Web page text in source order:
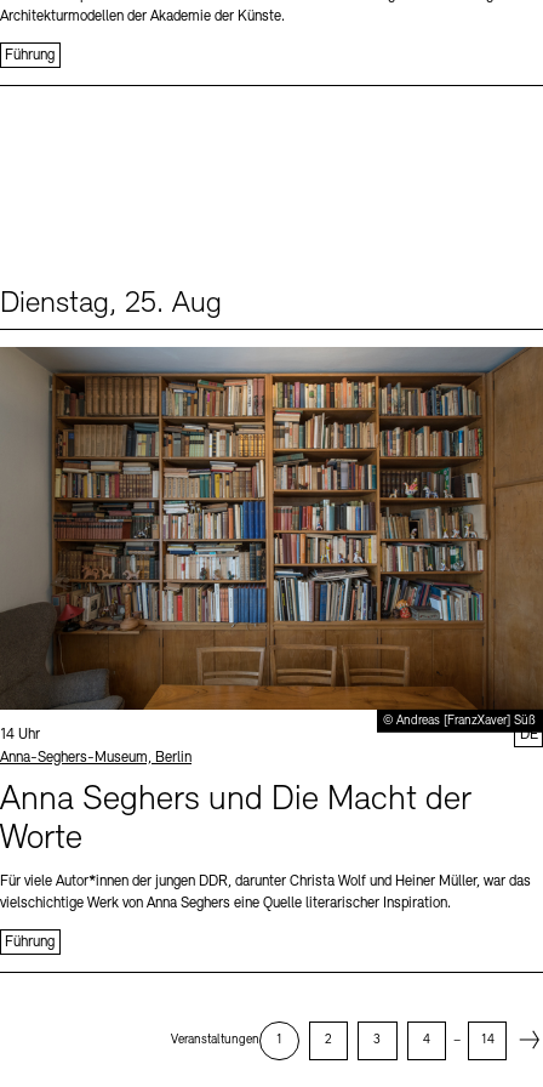
Architekturmodellen der Akademie der Künste.
Führung
Dienstag, 25. Aug
© Andreas [FranzXaver] Süß
Uhrzeit:
14 Uhr
Standort
Anna-Seghers-Museum, Berlin
Anna Seghers und Die Macht der
Worte
Für viele Autor*innen der jungen DDR, darunter Christa Wolf und Heiner Müller, war das
vielschichtige Werk von Anna Seghers eine Quelle literarischer Inspiration.
Führung
DE
Veranstaltungen 1 2 3 4 – 14